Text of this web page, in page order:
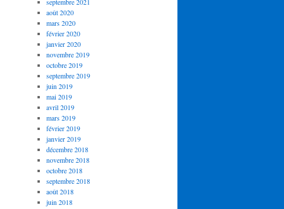
août 2020
mars 2020
février 2020
janvier 2020
novembre 2019
octobre 2019
septembre 2019
juin 2019
mai 2019
avril 2019
mars 2019
février 2019
janvier 2019
décembre 2018
novembre 2018
octobre 2018
septembre 2018
août 2018
juin 2018